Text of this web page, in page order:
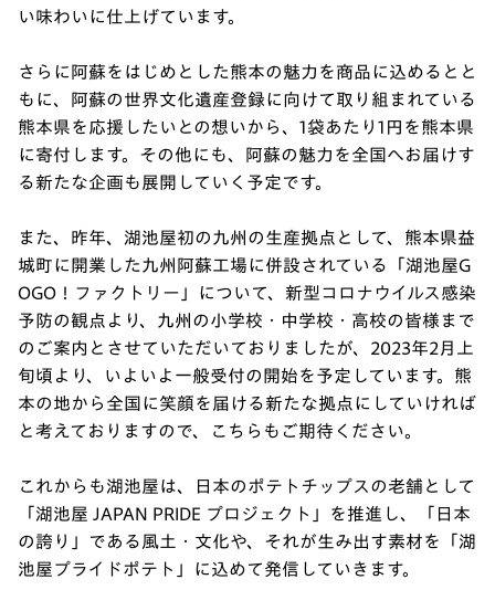
い味わいに仕上げています。
さらに阿蘇をはじめとした熊本の魅力を商品に込めるとと
もに、阿蘇の世界文化遺産登録に向けて取り組まれている
熊本県を応援したいとの想いから、1袋あたり1円を熊本県
に寄付します。その他にも、阿蘇の魅力を全国へお届けす
る新たな企画も展開していく予定です。
また、昨年、湖池屋初の九州の生産拠点として、熊本県益
城町に開業した九州阿蘇工場に併設されている「湖池屋G
OGO！ファクトリー」について、新型コロナウイルス感染
予防の観点より、九州の小学校・中学校・高校の皆様まで
のご案内とさせていただいておりましたが、2023年2月上
旬頃より、いよいよ一般受付の開始を予定しています。熊
本の地から全国に笑顔を届ける新たな拠点にしていければ
と考えておりますので、こちらもご期待ください。
これからも湖池屋は、日本のポテトチップスの老舗として
「湖池屋 JAPAN PRIDE プロジェクト」を推進し、「日本
の誇り」である風土・文化や、それが生み出す素材を「湖
池屋プライドポテト」に込めて発信していきます。